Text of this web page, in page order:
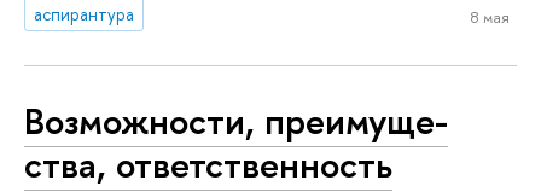
аспирантура
8 мая
Возможности, пре­иму­ще­
ства, от­вет­ствен­ность